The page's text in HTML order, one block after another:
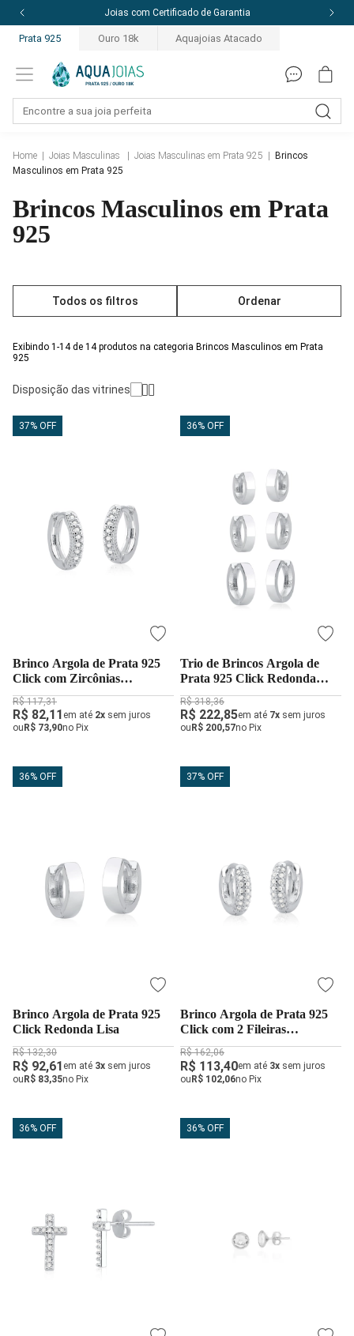
Joias com Certificado de Garantia
Prata 925 Ouro 18k Aquajoias Atacado
Home Joias Masculinas Joias Masculinas em Prata 925
Brincos
Masculinos em Prata 925
Brincos Masculinos em Prata
925
Exibindo 1-14 de 14 produtos na categoria Brincos Masculinos em Prata
925
Todos os filtros Ordenar
Disposição das vitrines
37% OFF
Brinco Argola de Prata 925
Click com Zircônias
Cravejadas
R$ 117,31
R$ 82,11 em até 2x sem juros
ou R$ 73,90no Pix
36% OFF
Trio de Brincos Argola de
Prata 925 Click Redonda
Lisa
R$ 318,36
R$ 222,85em até 7x sem juros
ou R$ 200,57no Pix
36% OFF
Brinco Argola de Prata 925
Click Redonda Lisa
R$ 132,30
R$ 92,61 em até 3x sem juros
ouR$ 83,35no Pix
37% OFF
Brinco Argola de Prata 925
Click com 2 Fileiras
Cravejadas
R$ 162,06
R$ 113,40em até 3x sem juros
ouR$ 102,06no Pix
36% OFF 36% OFF